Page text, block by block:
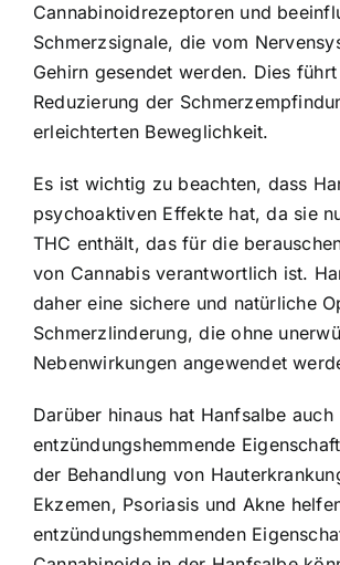
Cannabinoidrezeptoren und
Schmerzsignale, die vom
Gehirn gesendet werden. Dies
Reduzierung der
erleichterten Beweglichkeit.
Es ist wichtig zu beachten, dass
psychoaktiven Effekte hat, da sie
THC enthält, das für die
von Cannabis verantwortlich ist.
daher eine sichere und natürliche
Schmerzlinderung, die ohne
Nebenwirkungen angewendet
Darüber hinaus hat Hanfsalbe auch
entzündungshemmende
der Behandlung von
Ekzemen, Psoriasis und Akne
entzündungshemmenden